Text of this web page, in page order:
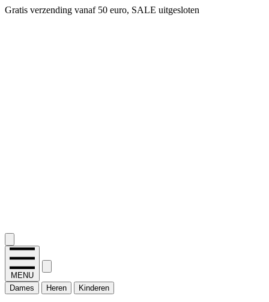
Gratis verzending vanaf 50 euro, SALE uitgesloten
MENU
Dames
Heren Kinderen